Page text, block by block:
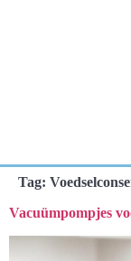
Tag:
Vacuümpompjes